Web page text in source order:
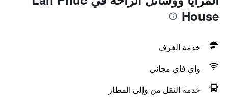
House
خدمة الغرف
واي فاي مجاني
خدمة النقل من وإلى المطار